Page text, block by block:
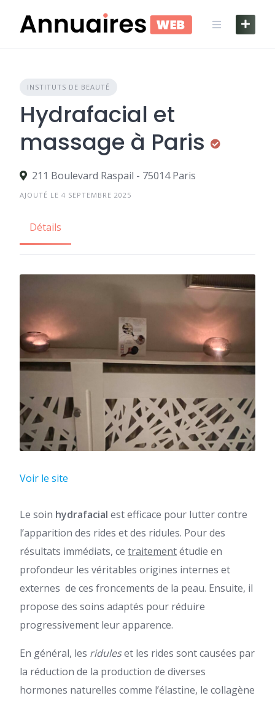
content
INSTITUTS DE BEAUTÉ
Hydrafacial et
massage à Paris
211 Boulevard Raspail - 75014 Paris
AJOUTÉ LE 4 SEPTEMBRE 2025
Détails
Voir le site
Le soin hydrafacial est efficace pour lutter contre
l’apparition des rides et des ridules. Pour des
résultats immédiats, ce traitementétudie en
profondeur les véritables origines internes et
externes de ces froncements de la peau. Ensuite, il
propose des soins adaptés pour réduire
progressivement leur apparence.
En général, les riduleset les rides sont causées par
la réduction de la production de diverses
hormones naturelles comme l’élastine, le collagène